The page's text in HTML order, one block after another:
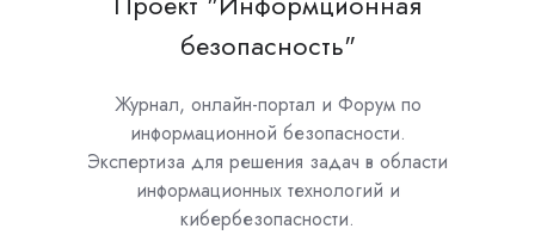
безопасность"
Журнал, онлайн-портал и Форум по
информационной безопасности.
Экспертиза для решения задач в области
информационных технологий и
кибербезопасности.